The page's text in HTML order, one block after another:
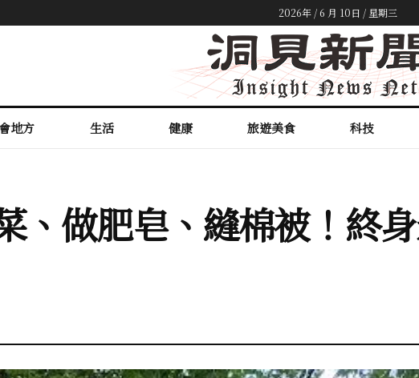
2026年 / 6 月 10日 / 星期三
地方 生活 健康 旅遊美食 科技
、做肥皂、縫棉被！終